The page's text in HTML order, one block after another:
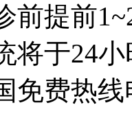
前提前
将于24
免费热线